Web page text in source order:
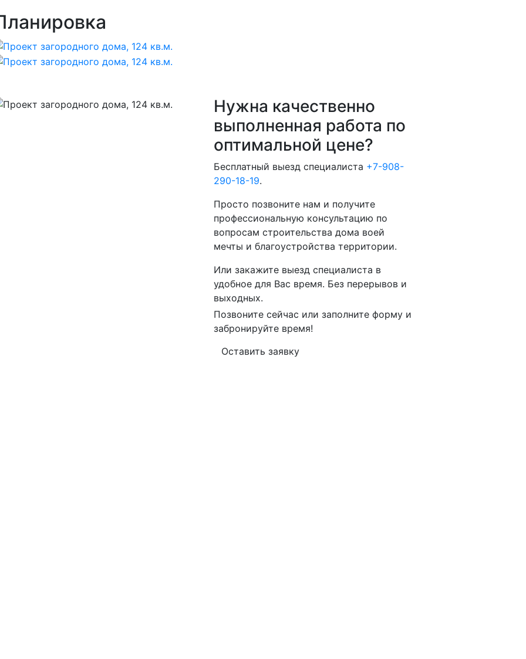
Нужна качественно
выполненная работа по
оптимальной цене?
Бесплатный выезд специалиста +7-908-
290-18-19.
Просто позвоните нам и получите
профессиональную консультацию по
вопросам строительства дома воей
мечты и благоустройства территории.
Или закажите выезд специалиста в
удобное для Вас время. Без перерывов и
выходных.
Позвоните сейчас или заполните форму и
забронируйте время!
Оставить заявку